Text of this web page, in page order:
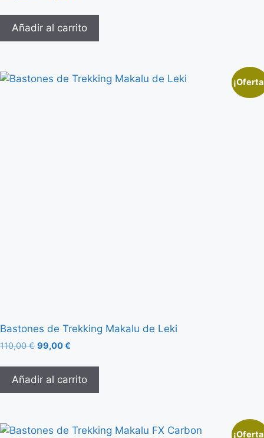
Añadir al carrito
Bastones de Trekking Makalu de Leki
110,00€ 99,00€
Añadir al carrito